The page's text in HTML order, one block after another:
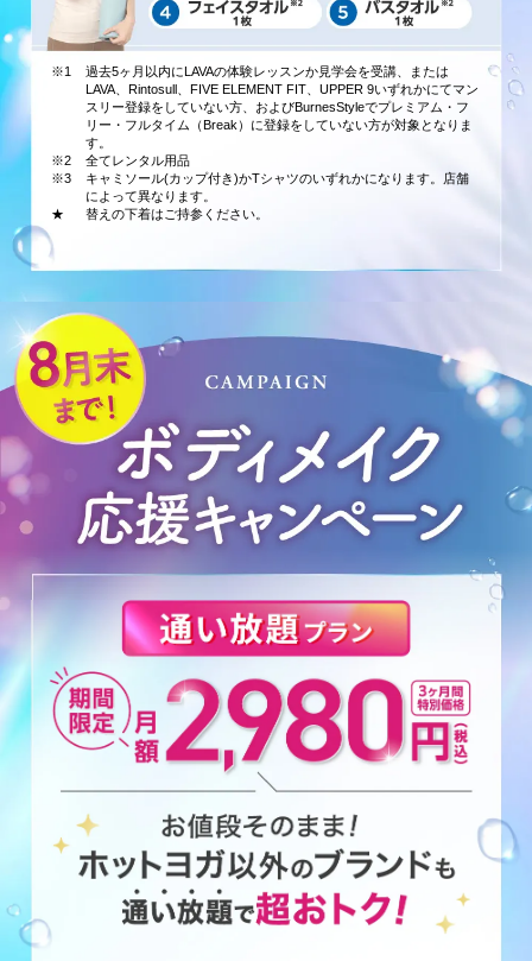
※1
過去5ヶ月以内にLAVAの体験レッスンか見学会を受講、または
LAVA、Rintosull、FIVE ELEMENT FIT、UPPER 9いずれかにてマン
スリー登録をしていない方、およびBurnesStyleでプレミアム・フ
リー・フルタイム（Break）に登録をしていない方が対象となりま
す。
※2
全てレンタル用品
※3
キャミソール(カップ付き)かTシャツのいずれかになります。店舗
によって異なります。
★
替えの下着はご持参ください。